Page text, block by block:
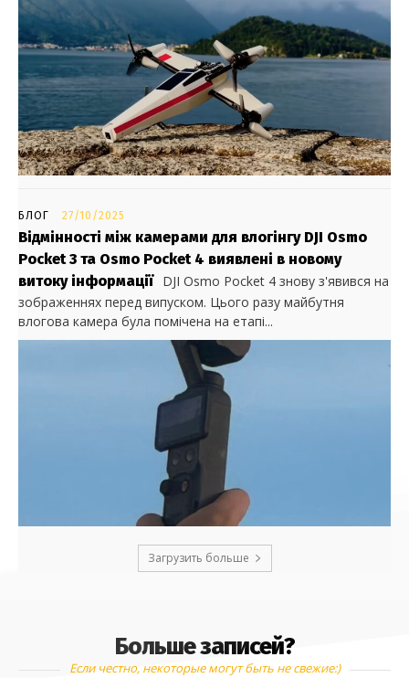
БЛОГ 27/10/2025
Відмінності між камерами для влогінгу DJI Osmo
Pocket 3 та Osmo Pocket 4 виявлені в новому
витоку інформації DJI Osmo Pocket 4 знову з'явився на
зображеннях перед випуском. Цього разу майбутня
влогова камера була помічена на етапі...
Загрузить больше
Больше записей?
Если честно, некоторые могут быть не свежие:)